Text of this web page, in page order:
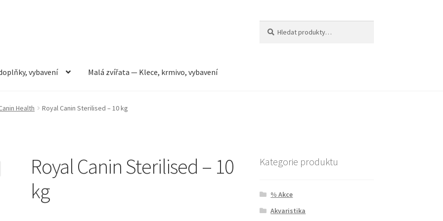
vybavení Malá zvířata — Klece, krmivo, vybavení
vybavení Můj účet Obchod Pokladna
Health Royal Canin Sterilised – 10 kg
Royal Canin Sterilised – 10
kg
Kategorie produktu
% Akce
Akvaristika